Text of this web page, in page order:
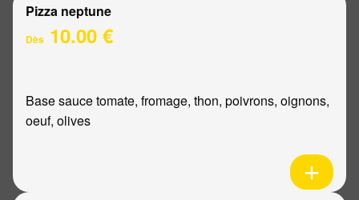
Pizza neptune
Dès 10.00 €
Base sauce tomate, fromage, thon, poivrons, oignons,
oeuf, olives